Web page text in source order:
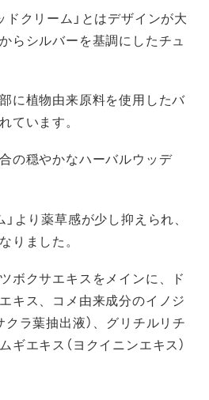
ドクリーム」とはデザインが大
らシルバーを基調にしたチュ
に植物由来原料を使用したバ
ています。
の穏やかなハーバルウッデ
より薬草感が少し抑えられ、
りました。
ボクサエキスをメインに、ド
キス、コメ由来成分のイノジ
クラ葉抽出液）、グリチルリチ
エキス（ヨクイニンエキス）